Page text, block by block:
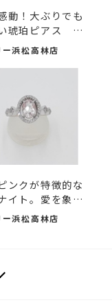
動！大ぶりでも
琥珀ピアス キ
浜松高林店
ンクが特徴的な
イト。愛を象徴
浜松高林店